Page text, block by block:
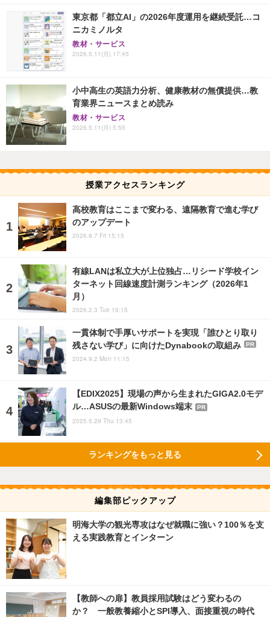
東京都「都立AI」の2026年度運用を継続受託…コ
ニカミノルタ
教材・サービス
2026.5.11(月) 17:45
小中高生の英語力分析、健康教材の無償提供…教
育業界ニュースまとめ読み
教材・サービス
2026.5.11(月) 5:55
授業アクセスランキング
高校教育はここまで変わる、遠隔教育で進む学び
のアップデート
2026.8.7 Fri 15:15
有線LANは私立大が上位独占…リシード学校イン
ターネット回線速度計測ランキング（2026年1
月）
2026.2.3 Tue 16:15
一貫体制で手厚いサポートを実現「誰ひとり取り
残さない学び」に向けたDynabookの取組み
PR
2024.9.2 Mon 11:15
【EDIX2025】現場の声から生まれたGIGA2.0モデ
ル…ASUSの最新Windows端末
PR
2025.5.29 Thu 13:45
ランキングをもっと見る
編集部ピックアップ
明海大学の観光専攻はなぜ就職に強い？100％を支
える実践教育とインターン
【教師への扉】教員採用試験はどう変わるの
か？ 一般教養縮小とSPI導入、面接重視の時代